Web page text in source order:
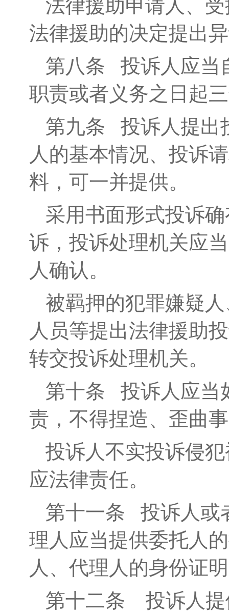
法律援助申请人、
法律援助的决定提出
第八条 投诉人应当
职责或者义务之日起
第九条 投诉人提出
人的基本情况、投诉
料，可一并提供。
采用书面形式投诉
诉，投诉处理机关应
人确认。
被羁押的犯罪嫌疑
人员等提出法律援助
转交投诉处理机关。
第十条 投诉人应当
责，不得捏造、歪曲
投诉人不实投诉侵
应法律责任。
第十一条 投诉人或
理人应当提供委托人
人、代理人的身份证
第十二条
投诉人